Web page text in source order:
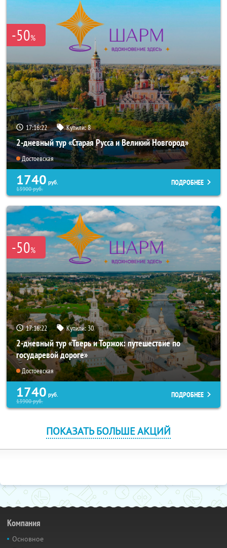
-50%
17:16:20 Купили:8
2-дневный тур «Старая Русса и Великий Новгород»
Достоевская
1740 руб.
13900руб.
ПОДРОБНЕЕ
-50%
17:16:20 Купили:30
2-дневный тур «Тверь и Торжок: путешествие по
государевой дороге»
Достоевская
1740 руб.
13900руб.
ПОДРОБНЕЕ
ПОКАЗАТЬ БОЛЬШЕ АКЦИЙ
Компания
Основное